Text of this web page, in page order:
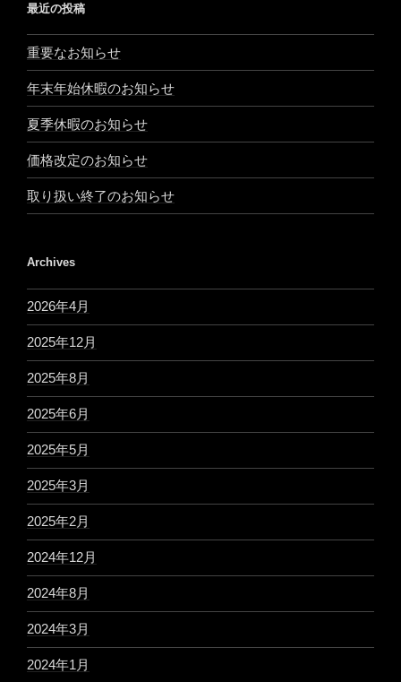
最近の投稿
重要なお知らせ
年末年始休暇のお知らせ
夏季休暇のお知らせ
価格改定のお知らせ
取り扱い終了のお知らせ
Archives
2026年4月
2025年12月
2025年8月
2025年6月
2025年5月
2025年3月
2025年2月
2024年12月
2024年8月
2024年3月
2024年1月